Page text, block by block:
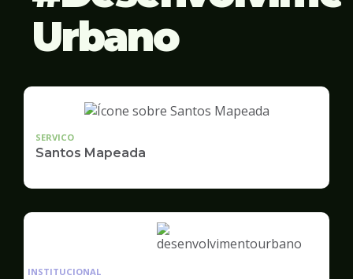
Urbano
SERVICO
Santos Mapeada
Ilustração
INSTITUCIONAL